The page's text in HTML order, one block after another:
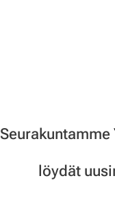
Seurakuntamme
löydät